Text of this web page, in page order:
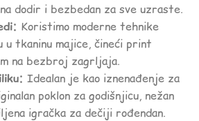
dodir i bezbedan za sve uzraste.
Koristimo moderne tehnike
tkaninu majice, čineći print
na bezbroj zagrljaja.
Idealan je kao iznenađenje za
poklon za godišnjicu, nežan
igračka za dečiji rođendan.